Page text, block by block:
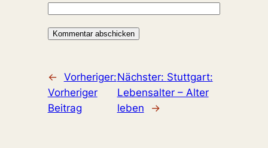
← Vorheriger:
Vorheriger
Beitrag
Nächster: Stuttgart:
Lebensalter – Alter
leben
→